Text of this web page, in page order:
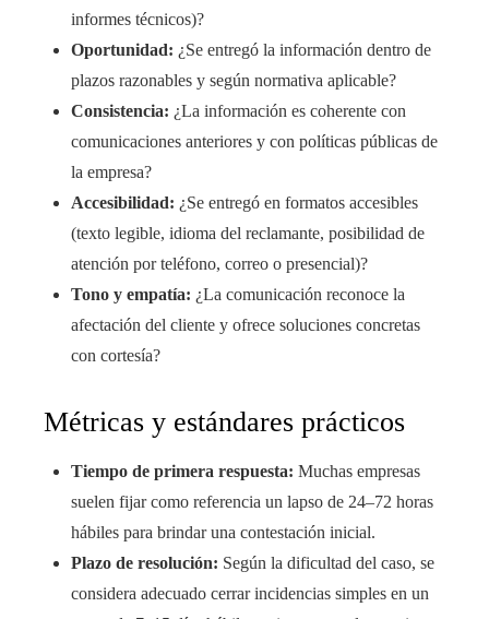
informes técnicos)?
Oportunidad: ¿Se entregó la información dentro de
plazos razonables y según normativa aplicable?
Consistencia: ¿La información es coherente con
comunicaciones anteriores y con políticas públicas de
la empresa?
Accesibilidad: ¿Se entregó en formatos accesibles
(texto legible, idioma del reclamante, posibilidad de
atención por teléfono, correo o presencial)?
Tono y empatía: ¿La comunicación reconoce la
afectación del cliente y ofrece soluciones concretas
con cortesía?
Métricas y estándares prácticos
Tiempo de primera respuesta: Muchas empresas
suelen fijar como referencia un lapso de 24–72 horas
hábiles para brindar una contestación inicial.
Plazo de resolución: Según la dificultad del caso, se
considera adecuado cerrar incidencias simples en un